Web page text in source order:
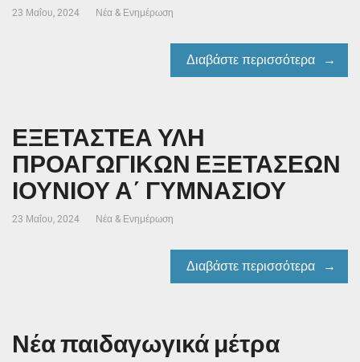
23 Μαΐου, 2024 Νέα & Ενημέρωση
Διαβάστε περισσότερα
ΕΞΕΤΑΣΤΕΑ ΥΛΗ
ΠΡΟΑΓΩΓΙΚΩΝ ΕΞΕΤΑΣΕΩΝ
ΙΟΥΝΙΟΥ Α΄ ΓΥΜΝΑΣΙΟΥ
23 Μαΐου, 2024 Νέα & Ενημέρωση
Διαβάστε περισσότερα
Νέα παιδαγωγικά μέτρα